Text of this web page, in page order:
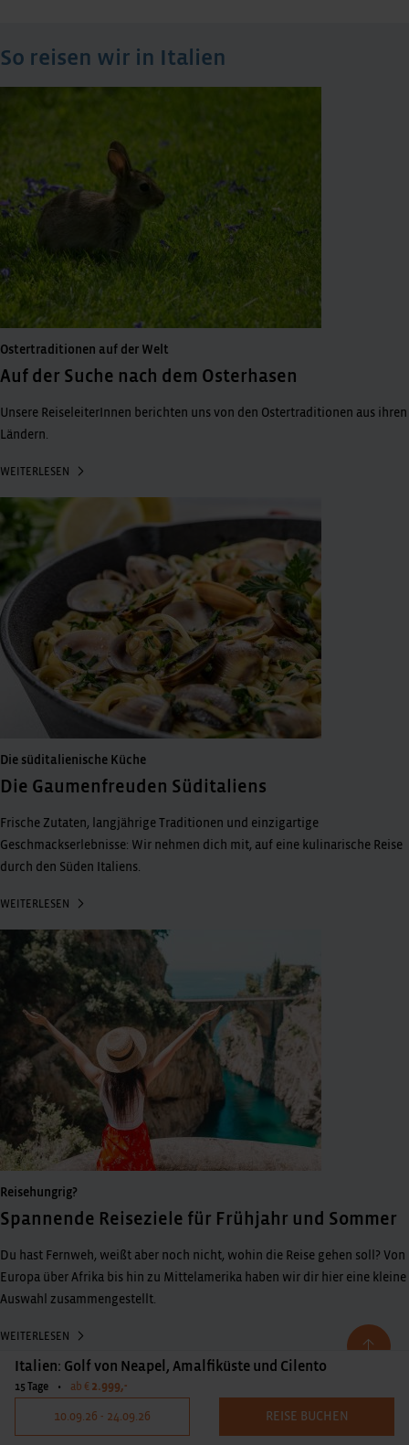
So reisen wir in Italien
Ostertraditionen auf der Welt
Auf der Suche nach dem Osterhasen
Unsere ReiseleiterInnen berichten uns von den Ostertraditionen aus ihren
Ländern.
WEITERLESEN
Die süditalienische Küche
Die Gaumenfreuden Süditaliens
Frische Zutaten, langjährige Traditionen und einzigartige
Geschmackserlebnisse: Wir nehmen dich mit, auf eine kulinarische Reise
durch den Süden Italiens.
WEITERLESEN
Reisehungrig?
Spannende Reiseziele für Frühjahr und Sommer
Du hast Fernweh, weißt aber noch nicht, wohin die Reise gehen soll? Von
Europa über Afrika bis hin zu Mittelamerika haben wir dir hier eine kleine
Auswahl zusammengestellt.
WEITERLESEN
Italien: Golf von Neapel, Amalfiküste und Cilento
15 Tage • ab € 2.999,-
10.09.26 - 24.09.26 REISE BUCHEN